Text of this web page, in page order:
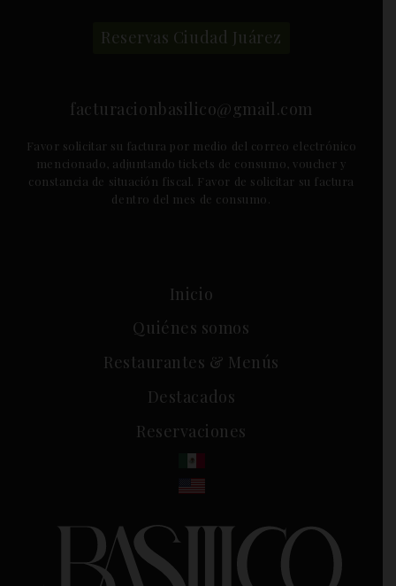
Inicio
Quiénes somos
Restaurantes & Menús
Destacados
Reservaciones
Reservas Ciudad Juárez
facturacionbasilico@gmail.com
Favor solicitar su factura por medio del correo electrónico
mencionado, adjuntando tickets de consumo, voucher y
constancia de situación fiscal. Favor de solicitar su factura
dentro del mes de consumo.